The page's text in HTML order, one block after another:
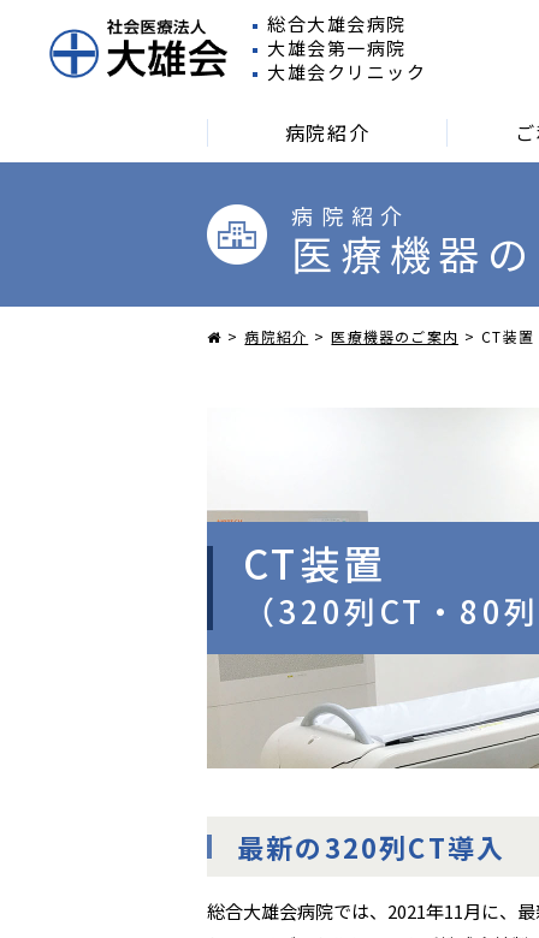
総合大雄会病院
大雄会第一病院
大雄会クリニック
病院紹介
病院紹介
医療機器
病院紹介 医療機器のご案内 CT装
CT装置
（320列CT・80
最新の320列CT導入
総合大雄会病院では、2021年11月に、